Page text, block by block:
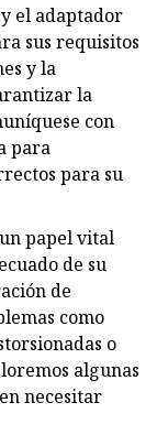
el adaptador
sus requisitos
y la
la
con
para
para su
papel vital
de su
de
como
o
algunas
necesitar